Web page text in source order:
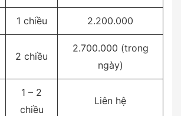
1 chiều 2.200.000
2 chiều
2.700.000 (trong
ngày)
1 – 2
chiều
Liên hệ